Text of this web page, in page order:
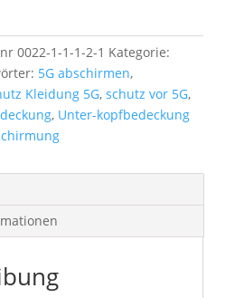
0022-1-1-1-2-1 Kategorie:
5G abschirmen,
Kleidung 5G, schutz vor 5G,
, Unter-kopfbedeckung